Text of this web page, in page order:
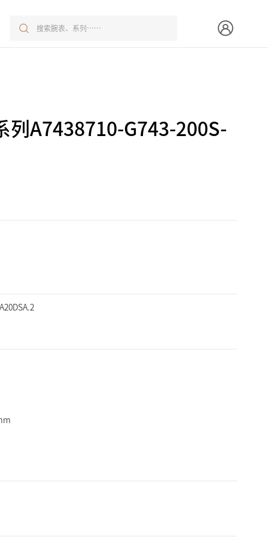
列A7438710-G743-200S-